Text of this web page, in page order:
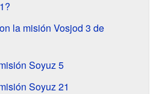
la misión Vosjod 3 de
Soyuz 5
Soyuz 21